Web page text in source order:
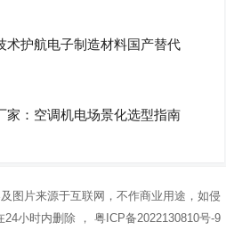
术护航电子制造材料国产替代
家：空调机电场景化选型指南
图片来源于互联网，不作商业用途，如侵
24小时内删除 ，粤ICP备2022130810号-9